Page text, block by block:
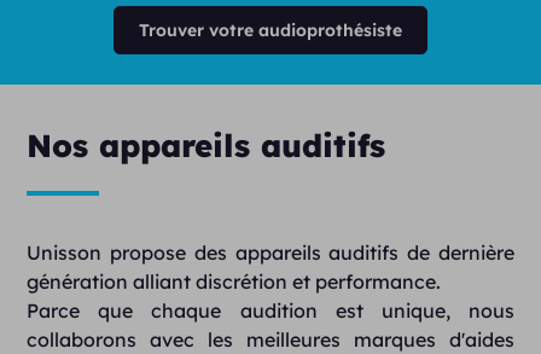
Trouver votre audioprothésiste
Nos appareils auditifs
Unisson propose des appareils auditifs de dernière
génération alliant discrétion et performance.
Parce que chaque audition est unique, nous
collaborons avec les meilleures marques d'aides